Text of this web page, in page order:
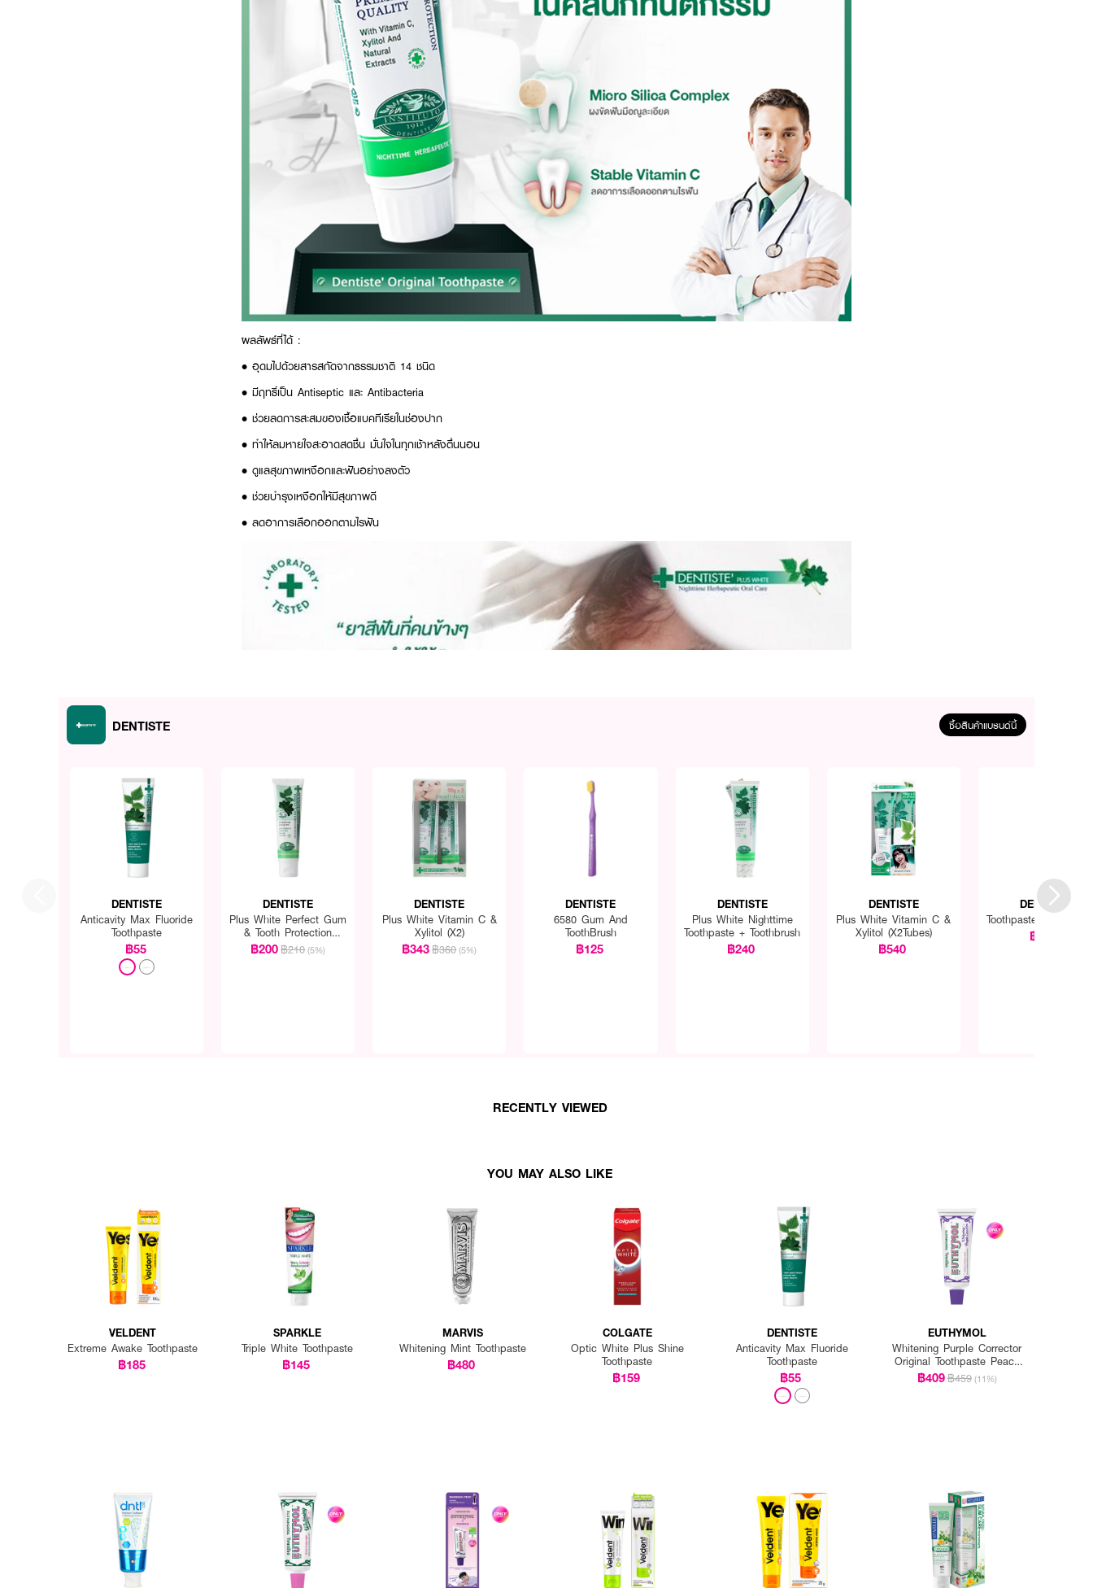
ผลลัพธ์ที่ได้ :
• อุดมไปด้วยสารสกัดจากธรรมชาติ 14 ชนิด
• มีฤทธิ์เป็น Antiseptic และ Antibacteria
• ช่วยลดการสะสมของเชื้อแบคทีเรียในช่องปาก
• ทำให้ลมหายใจสะอาดสดชื่น มั่นใจในทุกเช้าหลังตื่นนอน
• ดูแลสุขภาพเหงือกและฟันอย่างลงตัว
• ช่วยบำรุงเหงือกให้มีสุขภาพดี
• ลดอาการเลือกออกตามไรฟัน
DENTISTE ซื้อสินค้าแบรนด์นี้
DENTISTE
Anticavity Max Fluoride
Toothpaste
฿55
DENTISTE
Plus White Perfect Gum
& Tooth Protection
Toothpaste
฿200฿210 (5%)
DENTISTE
Plus White Vitamin C &
Xylitol (X2)
฿343฿360 (5%)
DENTISTE
6580 Gum And
ToothBrush
฿125
DENTISTE
Plus White Nighttime
Toothpaste + Toothbrush
฿240
DENTISTE
Plus White Vitamin C &
Xylitol (X2Tubes)
฿540
DENTISTE
Toothpaste +
฿385
RECENTLY VIEWED
YOU MAY ALSO LIKE
VELDENT
Extreme Awake Toothpaste
฿185
SPARKLE
Triple White Toothpaste
฿145
MARVIS
Whitening Mint Toothpaste
฿480
COLGATE
Optic White Plus Shine
Toothpaste
฿159
DENTISTE
Anticavity Max Fluoride
Toothpaste
฿55
EUTHYMOL
Whitening Purple Corrector
Original Toothpaste Peach
Floral Mint
฿409฿459 (11%)